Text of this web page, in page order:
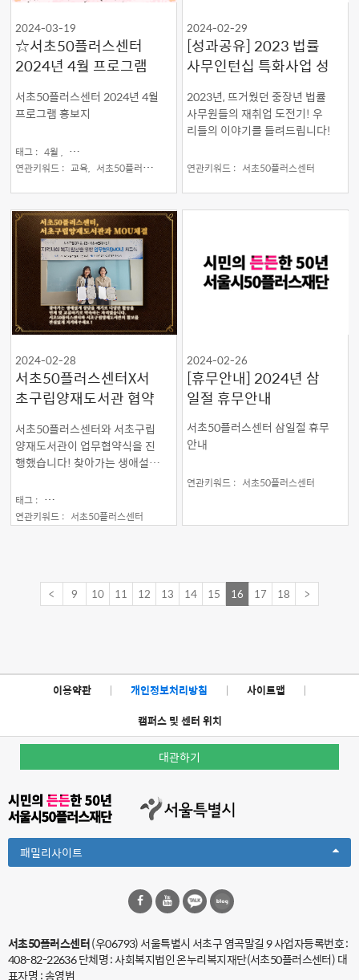
2024-03-19
☆서초50플러스센터
2024년 4월 프로그램
서초50플러스센터 2024년 4월
프로그램 홍보지
태그 : 4월 , 서초50플러스센터 ,
연관키워드 : 교육, 서초50플러스센터
2024-02-29
[성과공유] 2023 법률
사무인턴십 특화사업 성
2023년, 뜨거웠던 중장년 법률
사무원들의 재취업 도전기! 우
리들의 이야기를 들려드립니다!
연관키워드 : 서초50플러스센터
2024-02-28
서초50플러스센터X서
초구립양재도서관 협약
식 진행
서초50플러스센터와 서초구립
양재도서관이 업무협약식을 진
행했습니다! 찾아가는 생애설계
과 사업을 함께 교류하기로 협약
내용을 논의했습니다. 중장년을
위한 프로그램을 시작으로 두 센
태그 : 서초구립양재도서관 #양재도서관 #찾아가는상담 #노후준비
연관키워드 : 서초50플러스센터
2024-02-26
[휴무안내] 2024년 삼
일절 휴무안내
서초50플러스센터 삼일절 휴무
안내
연관키워드 : 서초50플러스센터
< 9 10 11 12 13 14 15 16 17 18 >
이용약관 | 개인정보처리방침 | 사이트맵
|
캠퍼스 및 센터 위치
대관하기
패밀리사이트Toggle
Dropdown
서초50플러스센터(우06793) 서울특별시 서초구 염곡말길 9사업자등록번호 :
408-82-22636 단체명 : 사회복지법인 온누리복지재단(서초50플러스센터) 대
표자명 : 송영범